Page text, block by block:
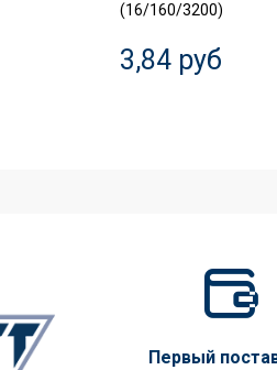
(16/160/3200)
3,84 руб
Первый